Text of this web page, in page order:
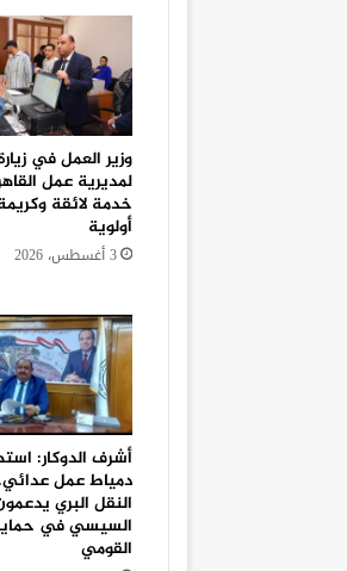
وزير العمل في
لمديرية عمل
خدمة لائقة
أولوية
3 أغسطس، 2026
أشرف الدوكار:
دمياط عمل
النقل البري
السيسي في
القومي